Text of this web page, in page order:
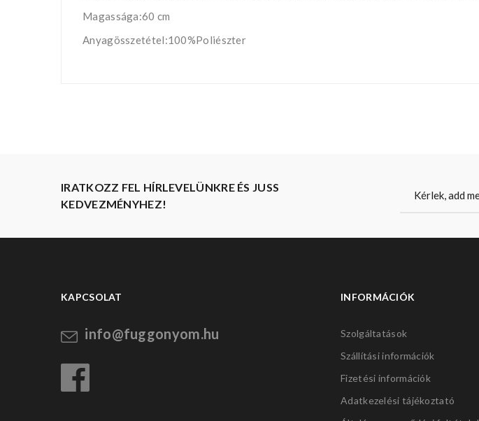
Magassága:60 cm
Anyagösszetétel:100%Poliészter
IRATKOZZ FEL HÍRLEVELÜNKRE ÉS JUSS
KEDVEZMÉNYHEZ!
KAPCSOLAT
info@fuggonyom.hu
INFORMÁCIÓK
Szolgáltatások
Szállítási információk
Fizetési információk
Adatkezelési tájékoztató